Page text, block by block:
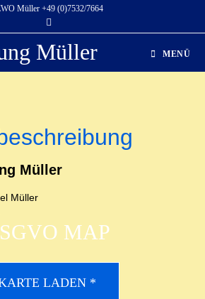
Müller +49 (0)7532/7664
Müller MENÜ
Müller
Müller
MAP
LADEN *
akzeptierst du die
Google.